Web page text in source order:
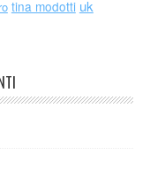
tina modotti uk